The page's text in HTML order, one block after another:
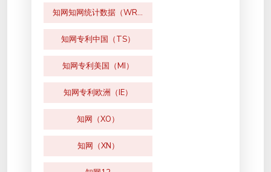
知网知网统计数据（WR）
知网专利中国（TS）
知网专利美国（MI）
知网专利欧洲（IE）
知网（XO）
知网（XN）